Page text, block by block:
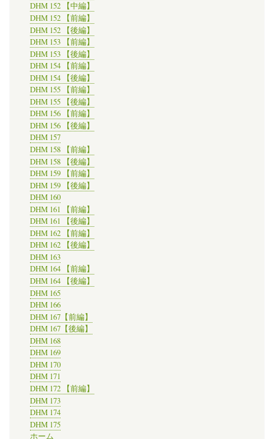
DHM 152 【中編】
DHM 152 【前編】
DHM 152 【後編】
DHM 153 【前編】
DHM 153 【後編】
DHM 154 【前編】
DHM 154 【後編】
DHM 155 【前編】
DHM 155 【後編】
DHM 156 【前編】
DHM 156 【後編】
DHM 157
DHM 158 【前編】
DHM 158 【後編】
DHM 159 【前編】
DHM 159 【後編】
DHM 160
DHM 161 【前編】
DHM 161 【後編】
DHM 162 【前編】
DHM 162 【後編】
DHM 163
DHM 164 【前編】
DHM 164 【後編】
DHM 165
DHM 166
DHM 167【前編】
DHM 167【後編】
DHM 168
DHM 169
DHM 170
DHM 171
DHM 172 【前編】
DHM 173
DHM 174
DHM 175
ホーム